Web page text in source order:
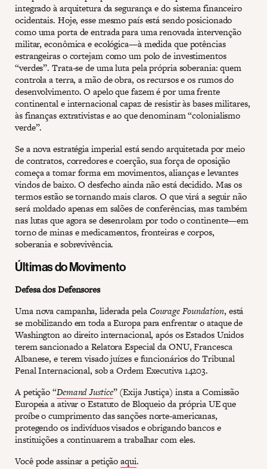
integrado à arquitetura da segurança e do sistema financeiro
ocidentais. Hoje, esse mesmo país está sendo posicionado
como uma porta de entrada para uma renovada intervenção
militar, econômica e ecológica—à medida que potências
estrangeiras o cortejam como um polo de investimentos
“verdes”. Trata-se de uma luta pela própria soberania: quem
controla a terra, a mão de obra, os recursos e os rumos do
desenvolvimento. O apelo que fazem é por uma frente
continental e internacional capaz de resistir às bases militares,
às finanças extrativistas e ao que denominam “colonialismo
verde”.
Se a nova estratégia imperial está sendo arquitetada por meio
de contratos, corredores e coerção, sua força de oposição
começa a tomar forma em movimentos, alianças e levantes
vindos de baixo. O desfecho ainda não está decidido. Mas os
termos estão se tornando mais claros. O que virá a seguir não
será moldado apenas em salões de conferências, mas também
nas lutas que agora se desenrolam por todo o continente—em
torno de minas e medicamentos, fronteiras e corpos,
soberania e sobrevivência.
Últimas do Movimento
Defesa dos Defensores
Uma nova campanha, liderada pelaCourage Foundation, está
se mobilizando em toda a Europa para enfrentar o ataque de
Washington ao direito internacional, após os Estados Unidos
terem sancionado a Relatora Especial da ONU, Francesca
Albanese, e terem visado juízes e funcionários do Tribunal
Penal Internacional, sob a Ordem Executiva 14203.
A petição “Demand Justice” (Exija Justiça) insta a Comissão
Europeia a ativar o Estatuto de Bloqueio da própria UE que
proíbe o cumprimento das sanções norte-americanas,
protegendo os indivíduos visados e obrigando bancos e
instituições a continuarem a trabalhar com eles.
Você pode assinar a petiçãoaqui.